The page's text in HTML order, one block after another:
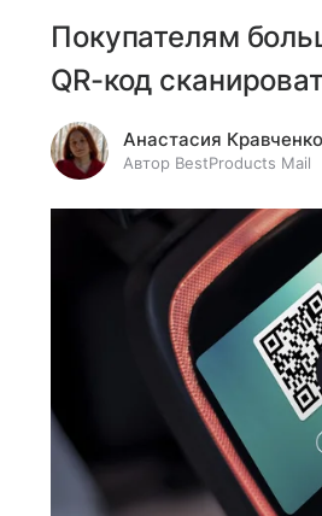
Покупателям
QR-код
Анастасия Кравченко
Автор BestProducts Mail